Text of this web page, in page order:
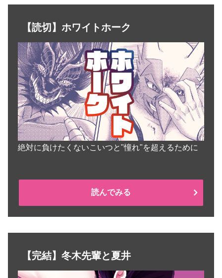
【読切】ホワイトホーク
絶対に負けたくないこいつと"憧れ"を超えるために
読んでみる
【完結】冬木先輩と夏井